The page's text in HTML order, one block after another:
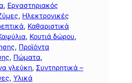
, Εργαστηριακός
, Ηλεκτρονικές
, Καθαριστικά
, Κουτιά δώρου
, Προϊόντα
, Πώματα
γλεύκη, Συντηρητικά –
, Υλικά